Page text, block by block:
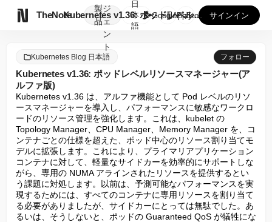
TheNote
製
品
ジ
ェ
ン
ト
Kubernetes v1.36: ポッドレベルリソースマネ...
日
本
語
GooglePlay
AppStore サインイン
Kubernetes Blog 日本語 フォロー
Kubernetes v1.36: ポッドレベルリソースマネージャー(ア
ルファ版)
Kubernetes v1.36 は、アルファ機能として Pod レベルのリソ
ースマネージャーを導入し、パフォーマンスに敏感なワークロ
ードのリソース管理を強化します。これは、kubelet の
Topology Manager、CPU Manager、Memory Manager を、コ
ンテナごとの仕様を超えた、ポッド中心のリソース割り当てモ
デルに拡張します。これにより、プライマリアプリケーション
コンテナに対して、軽量なサイドカーを効率的にサポートしな
がら、専用の NUMA アラインされたリソースを提供するとい
う課題に対処します。以前は、予測可能なパフォーマンスを実
現するためには、すべてのコンテナに専用リソースを割り当て
る必要がありましたが、サイドカーにとっては無駄でした。あ
るいは、そうしないと、ポッドの Guaranteed QoS が犠牲にな